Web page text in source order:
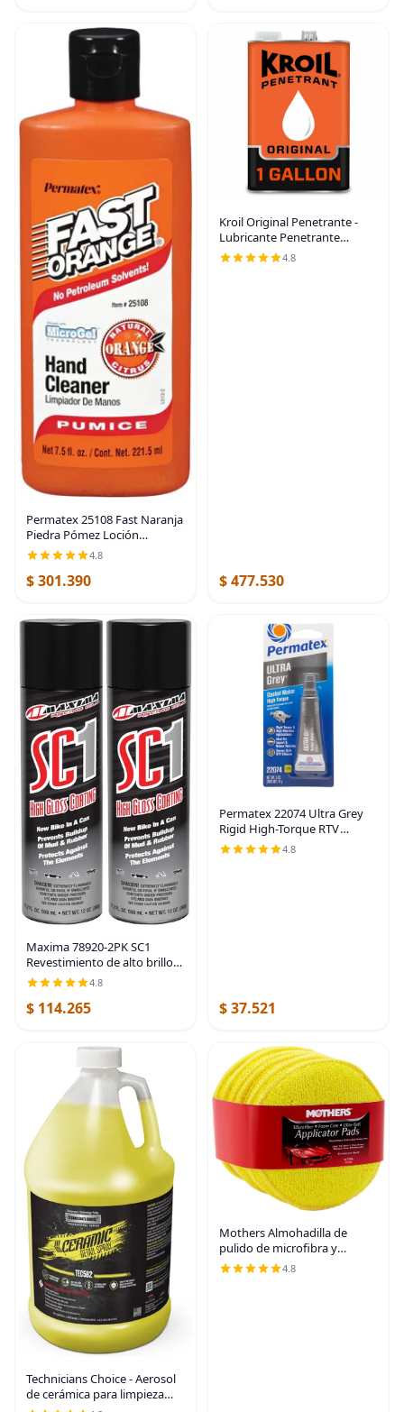
Permatex 25108 Fast Naranja
Piedra Pómez Loción
Limpiador de mano, 7.5 oz,
7.5 oz., paquete de de 12
4.8
$ 301.390
Kroil Original Penetrante -
Lubricante Penetrante
Antióxido - Aceite Inhibidor
de Corrosión para Cadenas,
4.8
$ 477.530
Maxima 78920-2PK SC1
Revestimiento de alto brillo
34.4 fl. oz. 1016 mL - Peso
neto: 24 oz. (680g), 2
paquetes
4.8
$ 114.265
Permatex 22074 Ultra Grey
Rigid High-Torque RTV
Fabricante de Juntas de
Silicona, Seguro para
4.8
$ 37.521
Technicians Choice - Aerosol
de cerámica para limpieza
Mothers Almohadilla de
pulido de microfibra y
almohadillas de limpieza para
4.8